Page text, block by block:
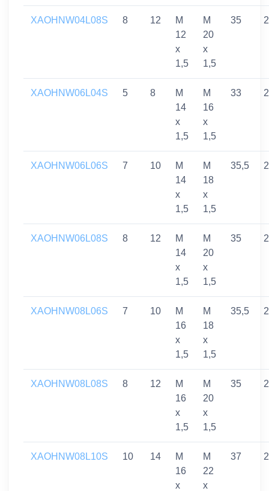
XAOHNW04L08S 8 12
M
12
x
1,5
M
20
x
1,5
35
XAOHNW06L04S 5 8
M
14
x
1,5
M
16
x
1,5
33
XAOHNW06L06S 7 10
M
14
x
1,5
M
18
x
1,5
35,5
XAOHNW06L08S 8 12
M
14
x
1,5
M
20
x
1,5
35
XAOHNW08L06S 7 10
M
16
x
1,5
M
18
x
1,5
35,5
XAOHNW08L08S 8 12
M
16
x
1,5
M
20
x
1,5
35
XAOHNW08L10S 10 14
M
16
x
M
22
x
37